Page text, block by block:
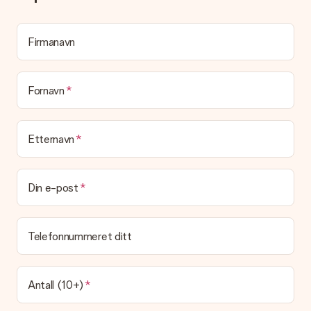
melding på kortet, som vi skriver ut og legger ved pakken. Slik
vet mottakeren nøyaktig hvem han eller hun har å takke for
den flotte overraskelsen.
Blir gaven min pakket inn?
(Foreløpig) tilbyr vi ikke denne tjenesten. Vi leverer våre gaver
Leveringstid, leveringsalternativer og frakt
Kan jeg velge en leveringsdato?
Det er ikke mulig å velge en bestemt leveringsdato.
Leveringstiden er indikert på produktsiden til gaven. Du kan
stole på at vår operatør leverer gaven din denne dagen.
Hvilke leveringsalternativer kan jeg velge mellom?
For tiden er det ikke mulig å velge et leveringsalternativ.
Gaven du bestiller sendes enten som en pakke eller som
postbokslevering. Vil du vite hvilket alternativ bestillingen din
Firmanavn
Fornavn
Etternavn
Din e-post
Telefonnummeret ditt
Antall (10+)